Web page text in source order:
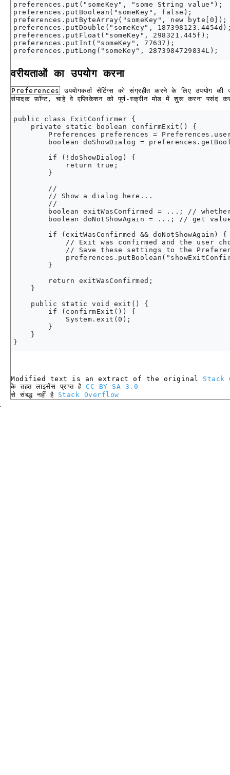
preferences.put("someKey", "some String value");
preferences.putBoolean("someKey", false);
preferences.putByteArray("someKey", new byte[0]);
preferences.putDouble("someKey",
preferences.putFloat("someKey", 298321.445f);
preferences.putInt("someKey", 77637);
वरीयताओं का उपयोग करना
Preferences
उपयोगकर्ता सेटिंग्स को संग्रहीत करने के लिए उपयोग
संपादक फ़ॉन्ट, चाहे वे एप्लिकेशन को पूर्ण-स्क्रीन मोड में शुरू करना
public class ExitConfirmer {
    private static boolean confirmExit() {
Preferences preferences =
boolean doShowDialog =
        if (!doShowDialog) {
            return true;
        }
        //
        // Show a dialog here...
        //
boolean exitWasConfirmed = ...; //
boolean doNotShowAgain = ...; // get
        if (exitWasConfirmed && doNotShowAgain) {
// Exit was confirmed and the user
// Save these settings to the
        }
        return exitWasConfirmed;
    }
    public static void exit() {
        if (confirmExit()) {
            System.exit(0);
        }
    }
Modified text is an extract of the original Stack
के तहत लाइसेंस प्राप्त है CC BY-SA 3.0
से संबद्ध नहीं है Stack Overflow